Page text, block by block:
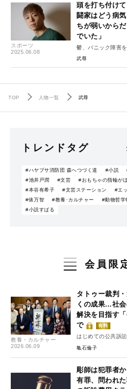
スポーツ
2025.06.08
頭を打ち付け
闘家はどう病
ちが弱いから
でいた」
鬱、パニック障害
武尊
TOP 人物一覧 武尊
トレンドタグ
#ハヤブサ消防団 森へつづく道 #小説
#池井戸潤
#文芸 #おもちゃの指輪が
#本谷有希子
#文芸ステーション #エ
#俵万智
#教養･カルチャー
#動物哲
#小説すばる
会員限
教養・カルチャー
2026.06.09
タトゥー裁判
くの成果…社
解決を目指す
で
有料
はじめての公共訴
亀石倫子
彫師は犯罪者
有罪、問われ